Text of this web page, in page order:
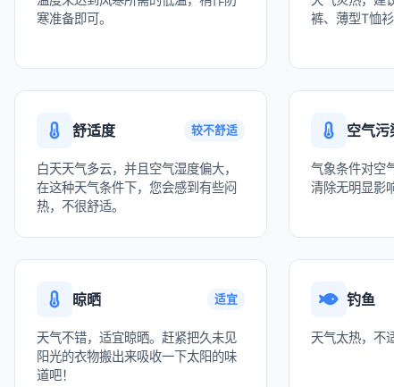
寒准备即可。
裤、薄型T恤
舒适度 较不舒适
白天天气多云，并且空气湿度偏大，
在这种天气条件下，您会感到有些闷
热，不很舒适。
空气污
气象条件对空
清除无明显影响
晾晒 适宜
天气不错，适宜晾晒。赶紧把久未见
阳光的衣物搬出来吸收一下太阳的味
道吧！
钓鱼
天气太热，不